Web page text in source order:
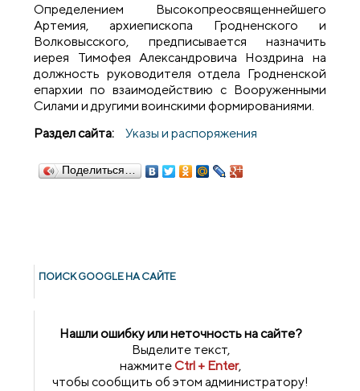
Определением Высокопреосвященнейшего
Артемия, архиепископа Гродненского и
Волковысского, предписывается назначить
иерея Тимофея Александровича Ноздрина на
должность руководителя отдела Гродненской
епархии по взаимодействию с Вооруженными
Силами и другими воинскими формированиями.
Раздел сайта:
Указы и распоряжения
Поделиться…
ПОИСК GOОGLE НА САЙТЕ
Нашли ошибку или неточность на сайте?
Выделите текст,
нажмитеCtrl + Enter,
чтобы сообщить об этом администратору!